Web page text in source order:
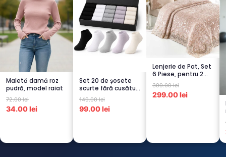
Maletă damă roz
pudră, model raiat
72.00 lei
34.00 lei
Set 20 de șosete
scurte fără cusături
pentru femei – 5...
149.00 lei
99.00 lei
Lenjerie de Pat, Set
6 Piese, pentru 2
persoana, CAPUCI...
399.00 lei
299.00 lei